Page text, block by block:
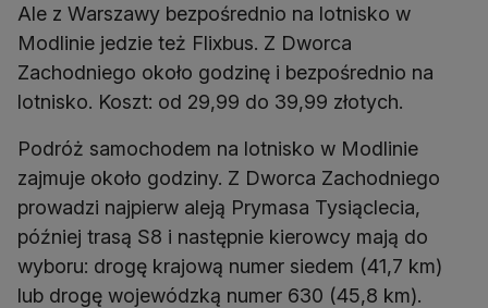
Ale z Warszawy bezpośrednio na lotnisko w
Modlinie jedzie też Flixbus. Z Dworca
Zachodniego około godzinę i bezpośrednio na
lotnisko. Koszt: od 29,99 do 39,99 złotych.
Podróż samochodem na lotnisko w Modlinie
zajmuje około godziny. Z Dworca Zachodniego
prowadzi najpierw aleją Prymasa Tysiąclecia,
później trasą S8 i następnie kierowcy mają do
wyboru: drogę krajową numer siedem (41,7 km)
lub drogę wojewódzką numer 630 (45,8 km).